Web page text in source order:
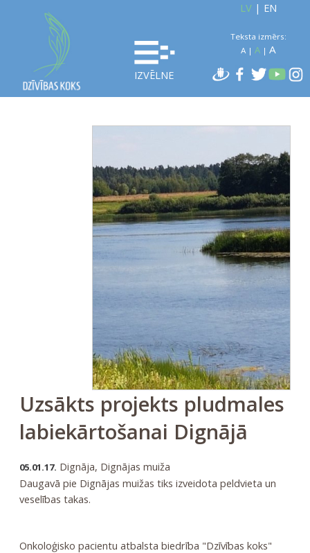
IZVĒLNE
LV| EN
Teksta izmērs:
A| A| A
Uzsākts projekts pludmales
labiekārtošanai Dignājā
05.01.17. Dignāja, Dignājas muiža
Daugavā pie Dignājas muižas tiks izveidota peldvieta un
veselības takas.
Onkoloģisko pacientu atbalsta biedrība "Dzīvības koks"